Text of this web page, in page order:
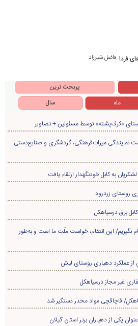
فاضل شیرزاد فردا
پربحث ترین
ماه سال
«کرف‌پشته» توسط مسئولین + تصاویر
نمایندگی میراث‌فرهنگی، گردشگری و صنایع‌دستی
روستای زردرود
برق درسیاهکل
بگیریم/ این انتقام، خواست ملّت ما است و به‌طور
از عملکرد دهیاری روستای لیش
یکی از دهیاران برتر استان گیلان